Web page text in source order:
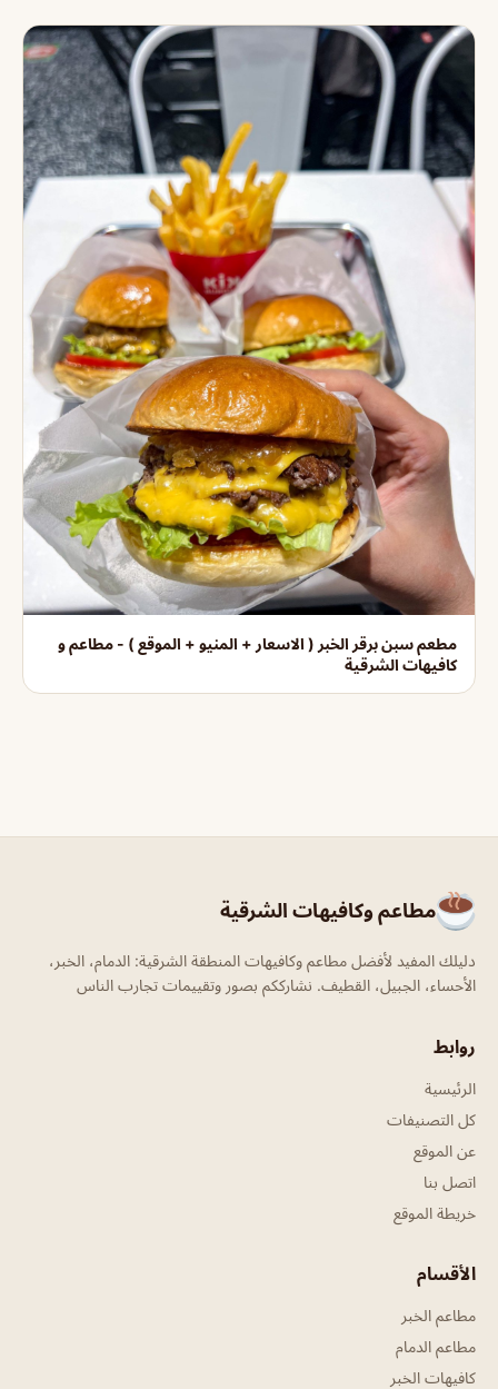
مطعم سبن برقر الخبر ( الاسعار + المنيو + الموقع ) - مطاعم و
كافيهات الشرقية
مطاعم وكافيهات الشرقية
دليلك المفيد لأفضل مطاعم وكافيهات المنطقة الشرقية: الدمام، الخبر،
الأحساء، الجبيل، القطيف. نشارككم بصور وتقييمات تجارب الناس
روابط
الرئيسية
كل التصنيفات
عن الموقع
اتصل بنا
خريطة الموقع
الأقسام
مطاعم الخبر
مطاعم الدمام
كافيهات الخبر